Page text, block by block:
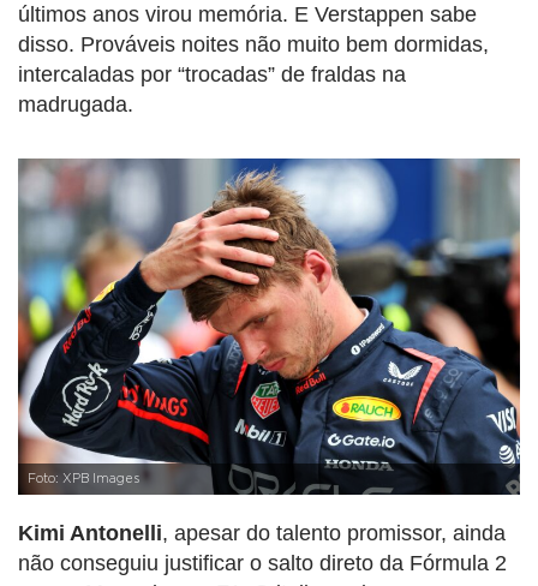
últimos anos virou memória. E Verstappen sabe
disso. Prováveis noites não muito bem dormidas,
intercaladas por “trocadas” de fraldas na
madrugada.
Foto: XPB Images
Kimi Antonelli, apesar do talento promissor, ainda
não conseguiu justificar o salto direto da Fórmula 2